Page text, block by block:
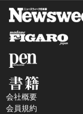
会社概要
会員規約